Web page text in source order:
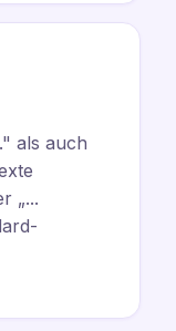
als auch
„...